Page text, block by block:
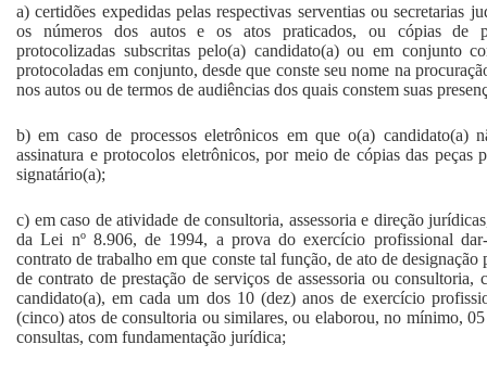
a) certidões expedidas pelas respectivas serventias ou secretarias
os números dos autos e os atos praticados, ou cópias de
protocolizadas subscritas pelo(a) candidato(a) ou em conjunto
protocoladas em conjunto, desde que conste seu nome na
nos autos ou de termos de audiências dos quais constem suas
b) em caso de processos eletrônicos em que o(a) candidato(a)
assinatura e protocolos eletrônicos, por meio de cópias das peças
signatário(a);
c) em caso de atividade de consultoria, assessoria e direção
da Lei nº 8.906, de 1994, a prova do exercício profissional
contrato de trabalho em que conste tal função, de ato de
de contrato de prestação de serviços de assessoria ou
candidato(a), em cada um dos 10 (dez) anos de exercício
(cinco) atos de consultoria ou similares, ou elaborou, no mínimo, 05
consultas, com fundamentação jurídica;